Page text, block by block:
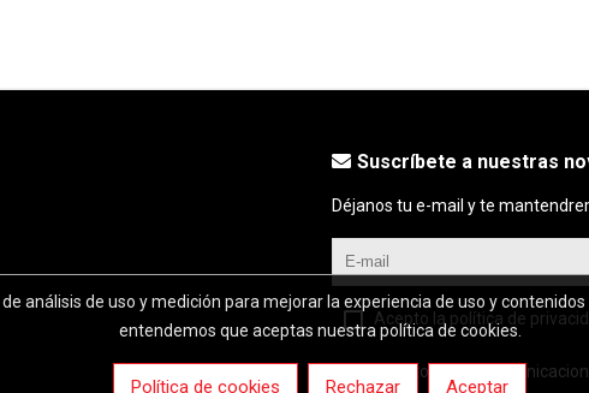
Suscríbete a nuestras
Déjanos tu e-mail y te
Acepto la política de
Acepto recibir
análisis de uso y medición para mejorar la experiencia de uso y
entendemos que aceptas nuestra política de cookies.
Política de cookies Rechazar Aceptar